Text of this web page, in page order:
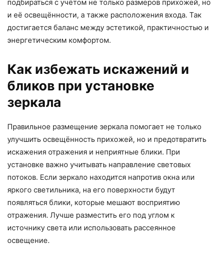
подбираться с учётом не только размеров прихожей, но
и её освещённости, а также расположения входа. Так
достигается баланс между эстетикой, практичностью и
энергетическим комфортом.
Как избежать искажений и
бликов при установке
зеркала
Правильное размещение зеркала помогает не только
улучшить освещённость прихожей, но и предотвратить
искажения отражения и неприятные блики. При
установке важно учитывать направление световых
потоков. Если зеркало находится напротив окна или
яркого светильника, на его поверхности будут
появляться блики, которые мешают восприятию
отражения. Лучше разместить его под углом к
источнику света или использовать рассеянное
освещение.